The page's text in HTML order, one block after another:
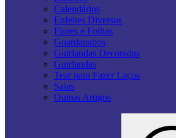
Calendários
Enfeites Diversos
Flores e Folhas
Guardanapos
Guirlandas Decoradas
Guirlandas
Tear para Fazer Laços
Saias
Outros Artigos